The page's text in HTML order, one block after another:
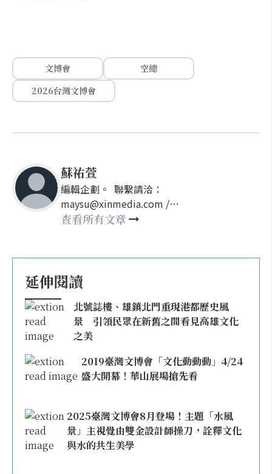
文博會
空總
2026台灣文博會
蘇祐萱
編輯企劃。 聯繫請洽：
maysu@xinmedia.com /
may860527@gmail.com
查看所有文章
延伸閱讀
北號誌樓、雄鎮北門重現港都歷史風
景 引領民眾在新舊之間看見高雄文化
之美
2019臺灣文博會「文化動動動」4/24
盛大開幕！華山展場搶先看
2025臺灣文博會8月登場！主題「水風
景」主視覺由雙金設計師操刀，詮釋文化
與水的共生美學